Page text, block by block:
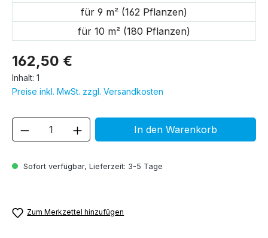
162,50 €
Inhalt: 1
Preise inkl. MwSt. zzgl. Versandkosten
Sofort verfügbar, Lieferzeit: 3-5 Tage
für 9 m² (162 Pflanzen)
für 10 m² (180 Pflanzen)
Produkt Anzahl: Gib denIn den Warenkorb
Zum Merkzettel hinzufügen